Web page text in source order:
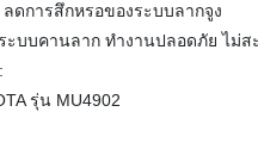
ดการสึกหรอของระบบลากจูง
ะบบคานลาก ทำงานปลอดภัย ไม่ส
รุ่น MU4902